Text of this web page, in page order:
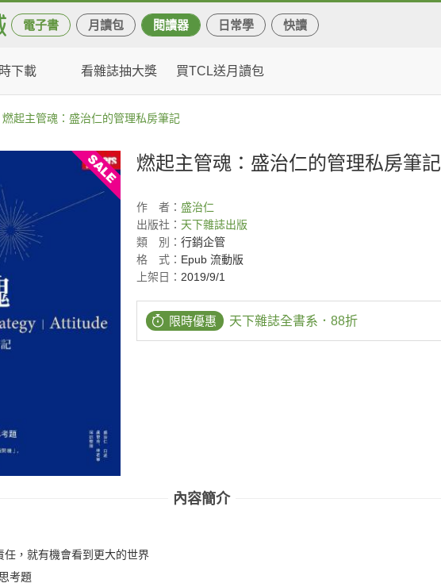
電子書 月讀包 閱讀器 日常學 快讀
下載 看雜誌抽大獎 買TCL送月讀包
燃起主管魂：盛治仁的管理私房筆記
燃起主管魂：盛治仁的管理私房筆記
作 者： 盛治仁
出版社： 天下雜誌出版
類
別： 行銷企管
格
式： Epub 流動版
上架日： 2019/9/1
限時優惠 天下雜誌全書系．88折
內容簡介
任，就有機會看到更大的世界
考題